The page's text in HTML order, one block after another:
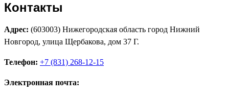
Контакты
Адрес: (603003) Нижегородская область город Нижний
Новгород, улица Щербакова, дом 37 Г.
Телефон: +7 (831) 268-12-15
Электронная почта: